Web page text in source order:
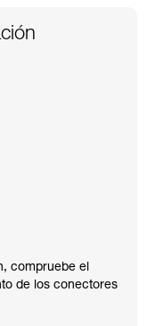
compruebe el
de los conectores